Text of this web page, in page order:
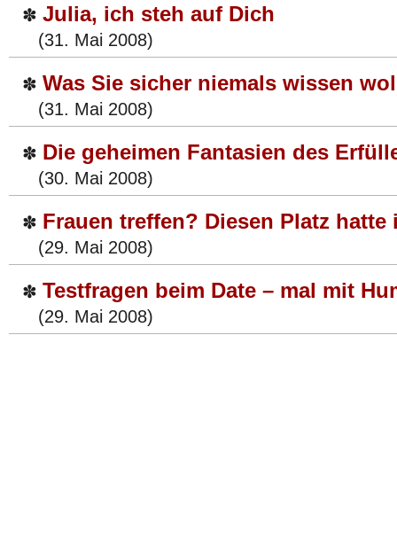
✽ Julia, ich steh auf Dich
(31. Mai 2008)
✽ Was Sie sicher niemals wissen
(31. Mai 2008)
✽ Die geheimen Fantasien des
(30. Mai 2008)
✽ Frauen treffen? Diesen Platz hatte
(29. Mai 2008)
✽ Testfragen beim Date – mal mit
(29. Mai 2008)